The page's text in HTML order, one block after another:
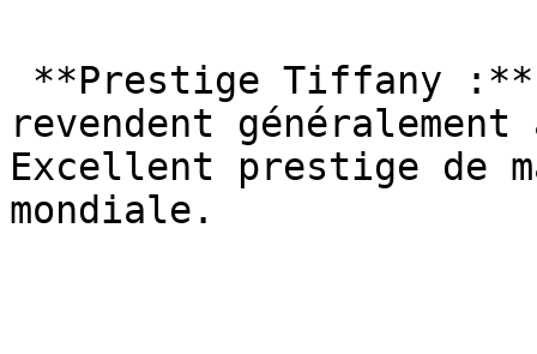
revendent
Excellent prestige de
mondiale.